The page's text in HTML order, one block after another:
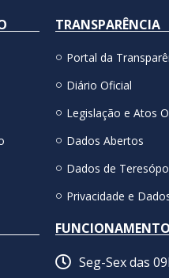
TRANSPARÊNCIA
Portal da
Diário Oficial
Legislação e Atos
Dados Abertos
Dados de
Privacidade e
FUNCIONAMENTO
Seg-Sex das